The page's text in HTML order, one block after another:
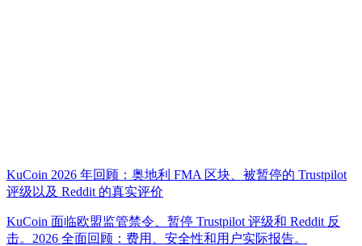
KuCoin 2026 年回顾：奥地利 FMA 区块、被暂停的 Trustpilot
评级以及 Reddit 的真实评价
KuCoin 面临欧盟监管禁令、暂停 Trustpilot 评级和 Reddit 反
击。2026 全面回顾：费用、安全性和用户实际报告。